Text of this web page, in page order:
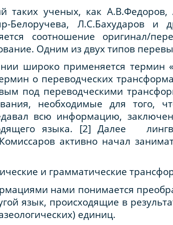
таких ученых, как
Белоручева, Л.С.Бахударов
соотношение оригинал/
Одним из двух типов
широко применяется термин
о переводческих
под переводческими
необходимые для того,
всю информацию,
языка. [2] Далее
активно начал
и грамматические
нами понимается
язык, происходящие в
единиц.